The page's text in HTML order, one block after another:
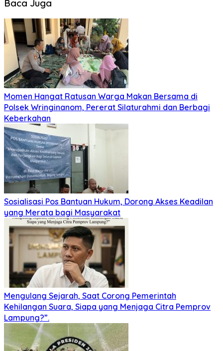
Baca Juga
Momen Hangat Ratusan Warga Makan Bersama di
Polsek Wringinanom, Pererat Silaturahmi dan Berbagi
Keberkahan
Sosialisasi Pos Bantuan Hukum, Dorong Akses Keadilan
yang Merata bagi Masyarakat
Mengulang Sejarah, Saat Corong Pemerintah
Kehilangan Suara, Siapa yang Menjaga Citra Pemprov
Lampung?”.